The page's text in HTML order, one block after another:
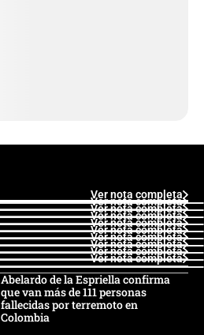
Ver nota completa
Ver nota completa
Ver nota completa
Ver nota completa
Ver nota completa
Ver nota completa
Ver nota completa
Ver nota completa
Ver nota completa
Ver nota completa
Abelardo de la Espriella confirma
que van más de 111 personas
fallecidas por terremoto en
Colombia